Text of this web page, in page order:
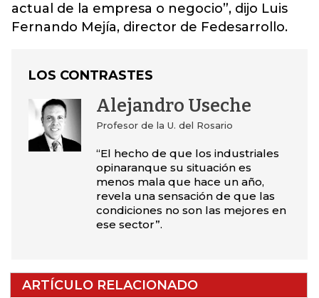
actual de la empresa o negocio”, dijo Luis
Fernando Mejía, director de Fedesarrollo.
LOS CONTRASTES
Alejandro Useche
Profesor de la U. del Rosario
“El hecho de que los industriales
opinaranque su situación es
menos mala que hace un año,
revela una sensación de que las
condiciones no son las mejores en
ese sector”.
ARTÍCULO RELACIONADO